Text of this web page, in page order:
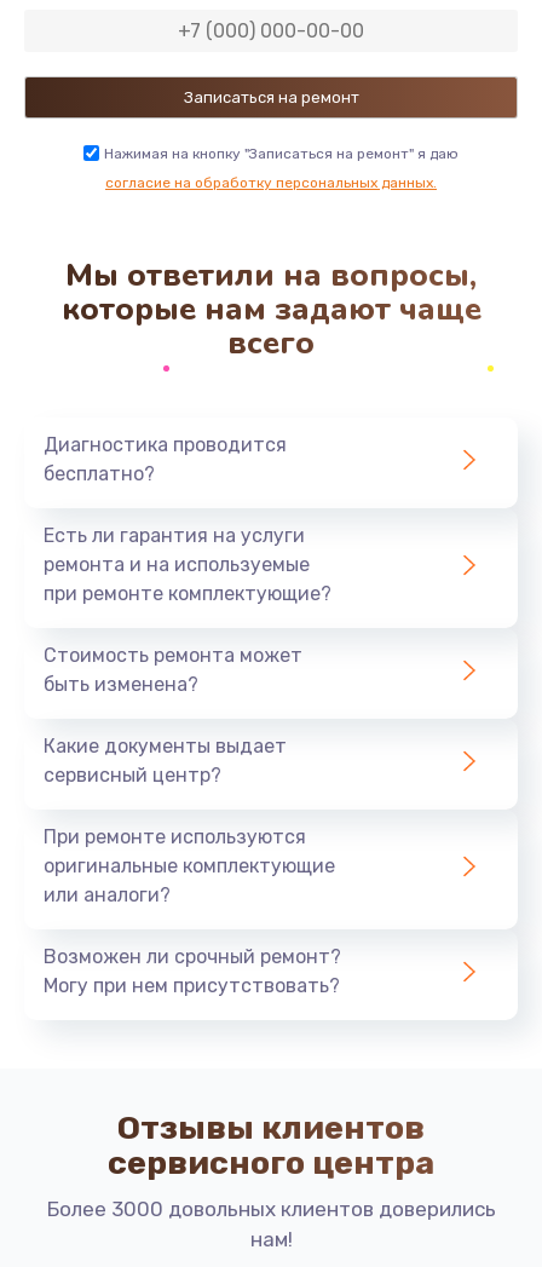
Замена пароблока
Заказать
Замена кофемолки
Замена термоблока
690 руб.
Замена блока управления
Замена двигателя
Заказать
5000 руб.
Восстановление компонентов
Заказать
Замена трансформатора
Чистка системы подачи воды
Заказать
Нажимая на кнопку "Записаться на ремонт" я даю
согласие на обработку персональных данных.
Мы ответили на вопросы,
которые нам задают чаще
всего
Диагностика проводится
бесплатно?
Есть ли гарантия на услуги
ремонта и на используемые
при ремонте комплектующие?
Стоимость ремонта может
быть изменена?
Какие документы выдает
сервисный центр?
При ремонте используются
оригинальные комплектующие
или аналоги?
Возможен ли срочный ремонт?
Могу при нем присутствовать?
Отзывы клиентов
сервисного центра
Более 3000 довольных клиентов доверились
нам!